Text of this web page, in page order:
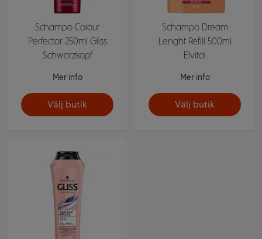
Schampo Colour
Perfector 250ml Gliss
Schwarzkopf
Mer info
Välj butik
Schampo Dream
Lenght Refill 500ml
Elvital
Mer info
Välj butik